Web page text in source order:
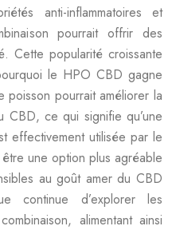
anti-inflammatoires et
pourrait offrir des
Cette popularité croissante
le HPO CBD gagne
poisson pourrait améliorer la
CBD, ce qui signifie qu’une
effectivement utilisée par le
une option plus agréable
au goût amer du CBD
continue d’explorer les
alimentant ainsi